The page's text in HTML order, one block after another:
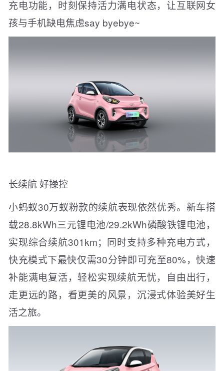
充电功能，时刻保持活力满电状态，让互联网女
孩与手机缺电焦虑say byebye~
长续航 好操控
小蚂蚁30万蚁粉款的续航表现依然优秀。新车搭
载28.8kWh三元锂电池/29.2kWh磷酸铁锂电池，
实现综合续航301km；同时支持多种充电方式，
快充模式下最快仅需30分钟即可充至80%，快速
补能满电复活，轻松实现续航无忧，自由出行，
走更远的路，看更美的风景，沉浸式体验美好生
活之旅。